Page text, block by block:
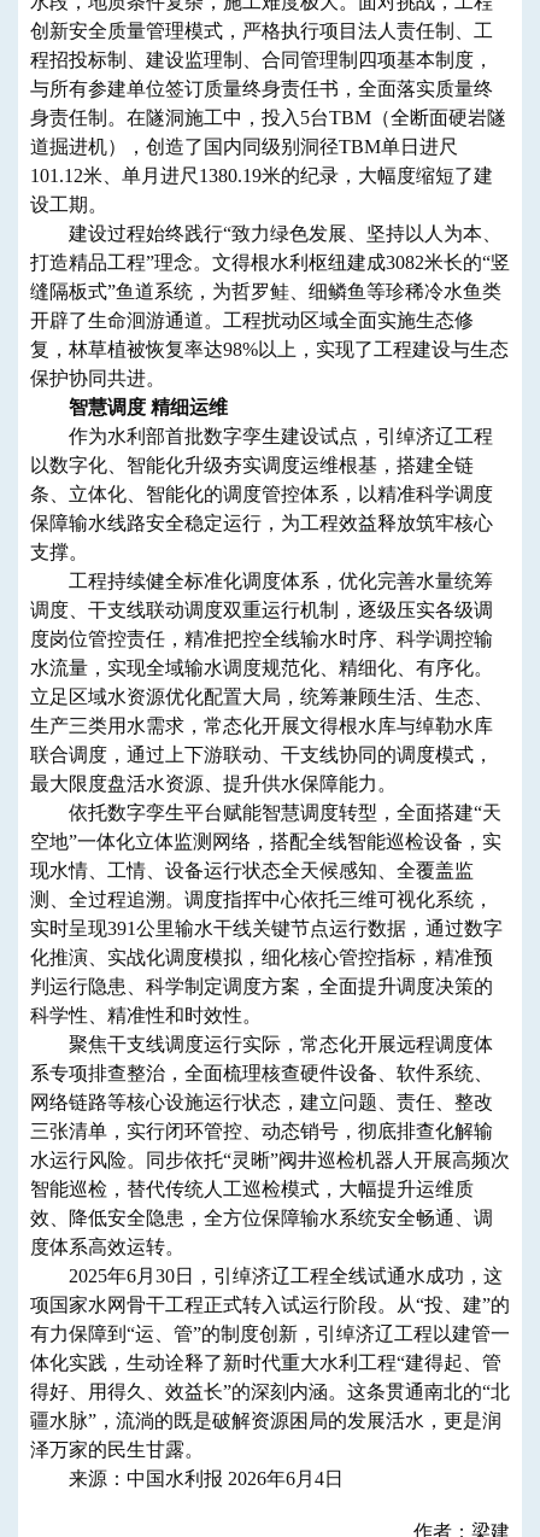
创新安全质量管理模式，严格执行项目法人责任制、工
程招投标制、建设监理制、合同管理制四项基本制度，
与所有参建单位签订质量终身责任书，全面落实质量终
身责任制。在隧洞施工中，投入5台TBM（全断面硬岩隧
道掘进机），创造了国内同级别洞径TBM单日进尺
101.12米、单月进尺1380.19米的纪录，大幅度缩短了建
设工期。
建设过程始终践行“致力绿色发展、坚持以人为本、
打造精品工程”理念。文得根水利枢纽建成3082米长的“竖
缝隔板式”鱼道系统，为哲罗鲑、细鳞鱼等珍稀冷水鱼类
开辟了生命洄游通道。工程扰动区域全面实施生态修
复，林草植被恢复率达98%以上，实现了工程建设与生态
保护协同共进。
智慧调度 精细运维
作为水利部首批数字孪生建设试点，引绰济辽工程
以数字化、智能化升级夯实调度运维根基，搭建全链
条、立体化、智能化的调度管控体系，以精准科学调度
保障输水线路安全稳定运行，为工程效益释放筑牢核心
支撑。
工程持续健全标准化调度体系，优化完善水量统筹
调度、干支线联动调度双重运行机制，逐级压实各级调
度岗位管控责任，精准把控全线输水时序、科学调控输
水流量，实现全域输水调度规范化、精细化、有序化。
立足区域水资源优化配置大局，统筹兼顾生活、生态、
生产三类用水需求，常态化开展文得根水库与绰勒水库
联合调度，通过上下游联动、干支线协同的调度模式，
最大限度盘活水资源、提升供水保障能力。
依托数字孪生平台赋能智慧调度转型，全面搭建“天
空地”一体化立体监测网络，搭配全线智能巡检设备，实
现水情、工情、设备运行状态全天候感知、全覆盖监
测、全过程追溯。调度指挥中心依托三维可视化系统，
实时呈现391公里输水干线关键节点运行数据，通过数字
化推演、实战化调度模拟，细化核心管控指标，精准预
判运行隐患、科学制定调度方案，全面提升调度决策的
科学性、精准性和时效性。
聚焦干支线调度运行实际，常态化开展远程调度体
系专项排查整治，全面梳理核查硬件设备、软件系统、
网络链路等核心设施运行状态，建立问题、责任、整改
三张清单，实行闭环管控、动态销号，彻底排查化解输
水运行风险。同步依托“灵晰”阀井巡检机器人开展高频次
智能巡检，替代传统人工巡检模式，大幅提升运维质
效、降低安全隐患，全方位保障输水系统安全畅通、调
度体系高效运转。
2025年6月30日，引绰济辽工程全线试通水成功，这
项国家水网骨干工程正式转入试运行阶段。从“投、建”的
有力保障到“运、管”的制度创新，引绰济辽工程以建管一
体化实践，生动诠释了新时代重大水利工程“建得起、管
得好、用得久、效益长”的深刻内涵。这条贯通南北的“北
疆水脉”，流淌的既是破解资源困局的发展活水，更是润
泽万家的民生甘露。
来源：中国水利报 2026年6月4日
作者：梁建